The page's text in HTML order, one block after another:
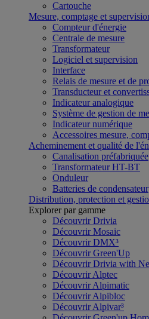
Cartouche
Mesure, comptage et
Compteur d'énergie
Centrale de mesure
Transformateur
Logiciel et supervision
Interface
Relais de mesure et de
Transducteur et
Indicateur analogique
Système de gestion de
Indicateur numérique
Accessoires mesure,
Acheminement et qualité de
Canalisation préfabriquée
Transformateur HT-BT
Onduleur
Batteries de condensateur
Distribution, protection et
Explorer par gamme
Découvrir Drivia
Découvrir Mosaic
Découvrir DMX³
Découvrir Green'Up
Découvrir Drivia with
Découvrir Alptec
Découvrir Alpimatic
Découvrir Alpibloc
Découvrir Alpivar³